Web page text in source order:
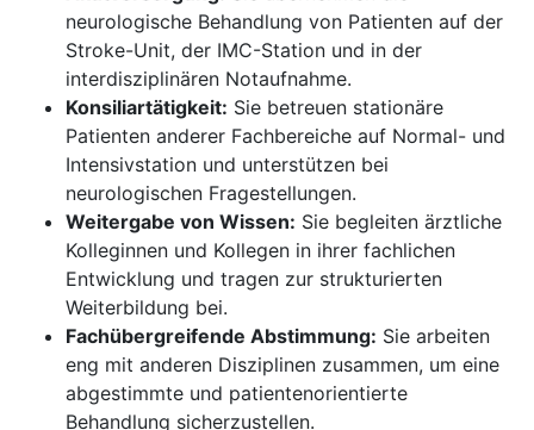
neurologische Behandlung von Patienten auf der
Stroke-Unit, der IMC-Station und in der
interdisziplinären Notaufnahme.
Konsiliartätigkeit: Sie betreuen stationäre
Patienten anderer Fachbereiche auf Normal- und
Intensivstation und unterstützen bei
neurologischen Fragestellungen.
Weitergabe von Wissen: Sie begleiten ärztliche
Kolleginnen und Kollegen in ihrer fachlichen
Entwicklung und tragen zur strukturierten
Weiterbildung bei.
Fachübergreifende Abstimmung: Sie arbeiten
eng mit anderen Disziplinen zusammen, um eine
abgestimmte und patientenorientierte
Behandlung sicherzustellen.